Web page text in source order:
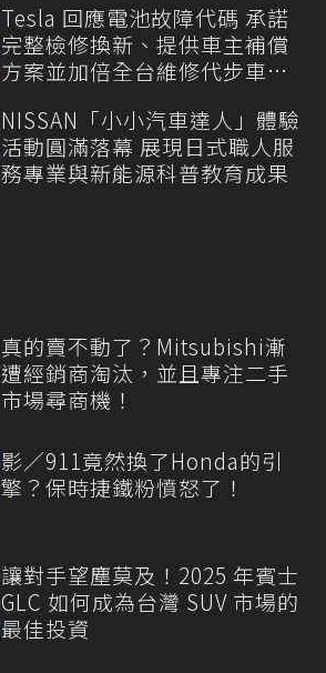
Tesla 回應電池故障代碼 承諾
完整檢修換新、提供車主補償
方案並加倍全台維修代步車數
NISSAN「小小汽車達人」體驗
活動圓滿落幕 展現日式職人服
務專業與新能源科普教育成果
真的賣不動了？Mitsubishi漸
遭經銷商淘汰，並且專注二手
市場尋商機！
影／911竟然換了Honda的引
擎？保時捷鐵粉憤怒了！
讓對手望塵莫及！2025 年賓士
GLC 如何成為台灣 SUV 市場的
最佳投資